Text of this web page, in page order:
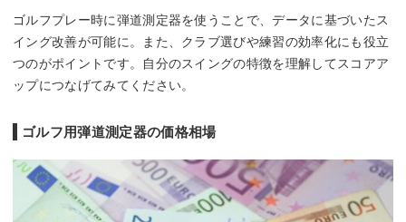
ゴルフプレー時に弾道測定器を使うことで、データに基づいたス
イング改善が可能に。また、クラブ選びや練習の効率化にも役立
つのがポイントです。自分のスイングの特徴を理解してスコアア
ップにつなげてみてください。
ゴルフ用弾道測定器の価格相場